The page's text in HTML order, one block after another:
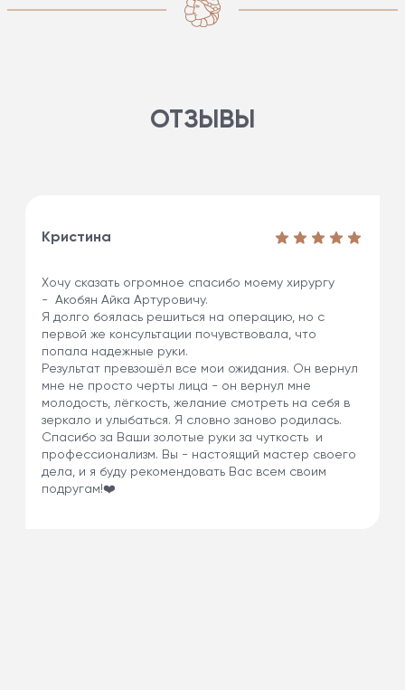
ОТЗЫВЫ
Кристина
Хочу сказать огромное спасибо моему хирургу
- Акобян Айка Артуровичу.
Я долго боялась решиться на операцию, но с
первой же консультации почувствовала, что
попала надежные руки.
Результат превзошёл все мои ожидания. Он вернул
мне не просто черты лица - он вернул мне
молодость, лёгкость, желание смотреть на себя в
зеркало и улыбаться. Я словно заново родилась.
Спасибо за Ваши золотые руки за чуткость и
профессионализм. Вы - настоящий мастер своего
дела, и я буду рекомендовать Вас всем своим
подругам!❤️